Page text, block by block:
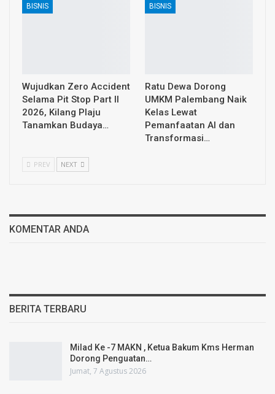
BISNIS
Wujudkan Zero Accident
Selama Pit Stop Part II
2026, Kilang Plaju
Tanamkan Budaya…
BISNIS
Ratu Dewa Dorong
UMKM Palembang Naik
Kelas Lewat
Pemanfaatan AI dan
Transformasi…
PREV NEXT
KOMENTAR ANDA
BERITA TERBARU
Milad Ke -7 MAKN , Ketua Bakum Kms Herman
Dorong Penguatan…
Jumat, 7 Agustus 2026